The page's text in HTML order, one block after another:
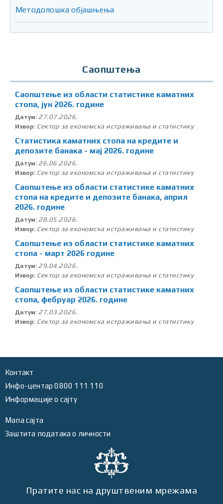
Методолошка објaшњења
Саопштења
Саопштење из области статистике каматних
стопа, јун 2026. године
Датум: 27.07.2026.
Извор: Сектор за економска истраживања и статистику
Статистика каматних стопа на кредите и
депозите банака - мај 2026. године
Датум: 26.06.2026.
Извор: Сектор за економска истраживања и статистику
Саопштење из области статистике каматних
стопа на кредите и депозите банака, април
2026. године
Датум: 28.05.2026.
Извор: Сектор за економска истраживања и статистику
Саопштење из области статистике каматних
стопа - март 2026 године
Датум: 29.04.2026.
Извор: Сектор за економска истраживања и статистику
Саопштење из области статистике каматних
стопа, фебруар 2026. године
Датум: 27.03.2026.
Извор: Сектор за економска истраживања и статистику
Контакт
Инфо-центар 0800 111 110
Информације о сајту
Мапа сајта
Заштита података о личности
Пратите нас на друштвеним мрежама